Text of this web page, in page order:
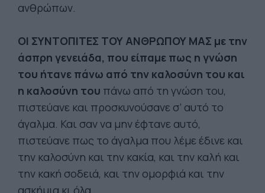
ανθρώπων.
ΟΙ ΣΥΝΤΟΠΙΤΕΣ ΤΟΥ ΑΝΘΡΩΠΟΥ ΜΑΣ με την
άσπρη γενειάδα, που είπαμε πως η γνώση
του ήτανε πάνω από την καλοσύνη του και
η καλοσύνη του πάνω από τη γνώση του,
πιστεύανε και προσκυνούσανε σ’ αυτό το
άγαλμα. Και σαν να μην έφτανε αυτό,
πιστεύανε πως το άγαλμα που λέμε έδινε και
την καλοσύνη και την κακία, και την καλή και
την κακή σοδειά, και την ομορφιά και την
ασκήμια κι όλα.